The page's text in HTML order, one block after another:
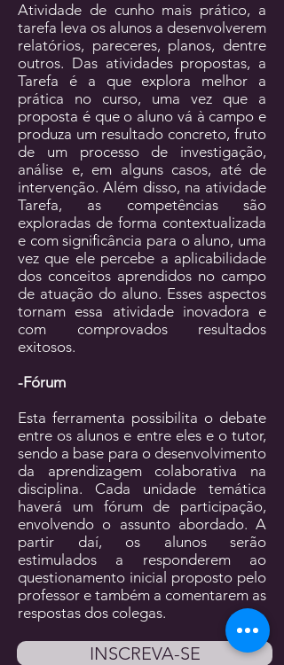
Atividade de cunho mais prático, a
tarefa leva os alunos a desenvolverem
relatórios, pareceres, planos, dentre
outros. Das atividades propostas, a
Tarefa é a que explora melhor a
prática no curso, uma vez que a
proposta é que o aluno vá à campo e
produza um resultado concreto, fruto
de um processo de investigação,
análise e, em alguns casos, até de
intervenção. Além disso, na atividade
Tarefa, as competências são
exploradas de forma contextualizada
e com signiﬁcância para o aluno, uma
vez que ele percebe a aplicabilidade
dos conceitos aprendidos no campo
de atuação do aluno. Esses aspectos
tornam essa atividade inovadora e
com comprovados resultados
exitosos.
-Fórum
Esta ferramenta possibilita o debate
entre os alunos e entre eles e o tutor,
sendo a base para o desenvolvimento
da aprendizagem colaborativa na
disciplina. Cada unidade temática
haverá um fórum de participação,
envolvendo o assunto abordado. A
partir daí, os alunos serão
estimulados a responderem ao
questionamento inicial proposto pelo
professor e também a comentarem as
respostas dos colegas.
INSCREVA-SE